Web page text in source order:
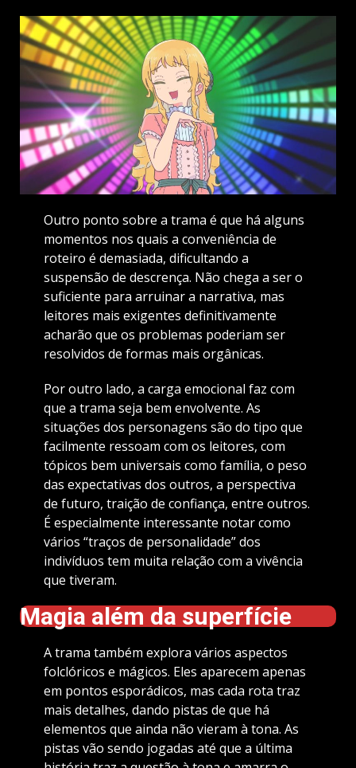
Outro ponto sobre a trama é que há alguns
momentos nos quais a conveniência de
roteiro é demasiada, dificultando a
suspensão de descrença. Não chega a ser o
suficiente para arruinar a narrativa, mas
leitores mais exigentes definitivamente
acharão que os problemas poderiam ser
resolvidos de formas mais orgânicas.
Por outro lado, a carga emocional faz com
que a trama seja bem envolvente. As
situações dos personagens são do tipo que
facilmente ressoam com os leitores, com
tópicos bem universais como família, o peso
das expectativas dos outros, a perspectiva
de futuro, traição de confiança, entre outros.
É especialmente interessante notar como
vários “traços de personalidade” dos
indivíduos tem muita relação com a vivência
que tiveram.
Magia além da superfície
A trama também explora vários aspectos
folclóricos e mágicos. Eles aparecem apenas
em pontos esporádicos, mas cada rota traz
mais detalhes, dando pistas de que há
elementos que ainda não vieram à tona. As
pistas vão sendo jogadas até que a última